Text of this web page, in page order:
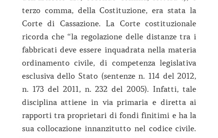
terzo comma, della Costituzione, era stata la
Corte di Cassazione. La Corte costituzionale
ricorda che “la regolazione delle distanze tra i
fabbricati deve essere inquadrata nella materia
ordinamento civile, di competenza legislativa
esclusiva dello Stato (sentenze n. 114 del 2012,
n. 173 del 2011, n. 232 del 2005). Infatti, tale
disciplina attiene in via primaria e diretta ai
rapporti tra proprietari di fondi finitimi e ha la
sua collocazione innanzitutto nel codice civile.